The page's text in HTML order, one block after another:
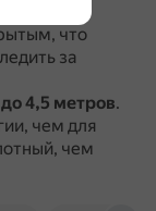
мозга:
что
за
4,5 метров.
чем для
чем